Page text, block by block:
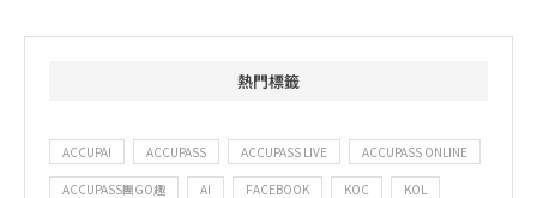
熱門標籤
ACCUPAI ACCUPASS ACCUPASS LIVE ACCUPASS ONLINE
ACCUPASS團GO趣 AI FACEBOOK KOC KOL